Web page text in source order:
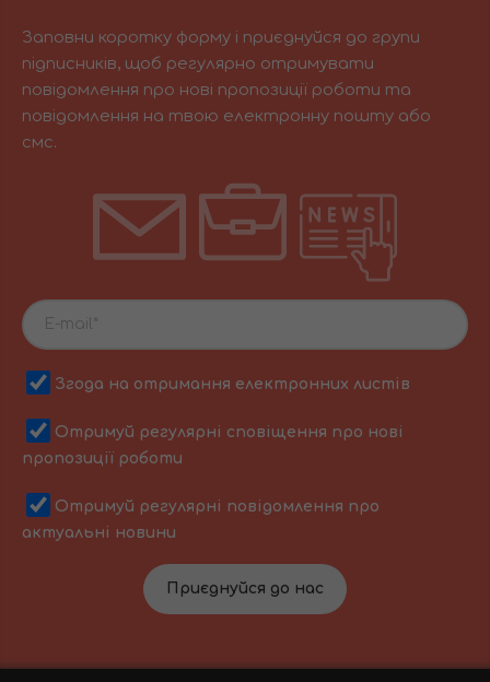
Заповни коротку форму і приєднуйся до групи
підписників, щоб регулярно отримувати
повідомлення про нові пропозиції роботи та
повідомлення на твою електронну пошту або
смс.
Згода на отримання електронних листів
Отримуй регулярні сповіщення про нові
пропозиції роботи
Отримуй регулярні повідомлення про
актуальні новини
Приєднуйся до нас